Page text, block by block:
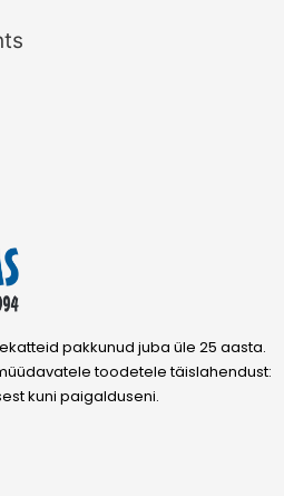
pakkunud juba üle 25 aasta.
toodetele täislahendust:
kuni paigalduseni.